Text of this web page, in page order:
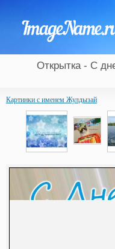
Открытка - С
Картинки с именем Жулдызай